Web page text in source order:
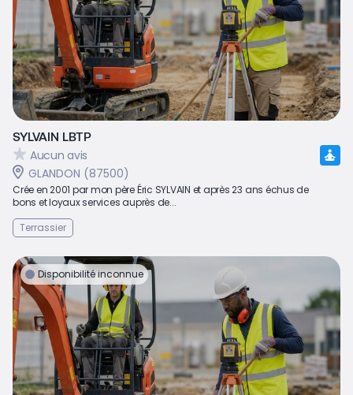
SYLVAIN LBTP
Aucun avis
GLANDON (87500)
Crée en 2001 par mon père Éric SYLVAIN et après 23 ans échus de
bons et loyaux services auprès de...
Terrassier
Disponibilité inconnue